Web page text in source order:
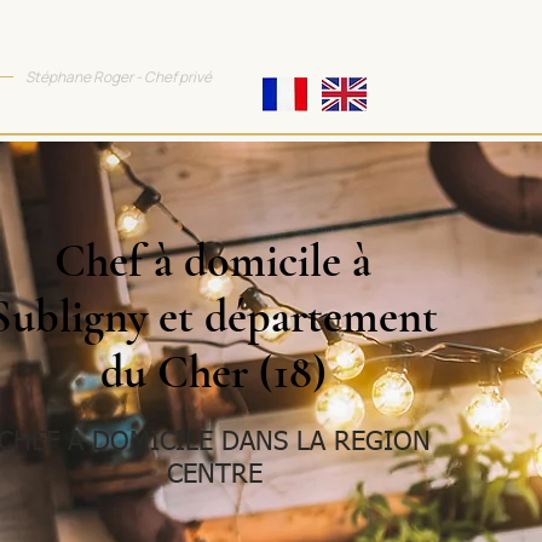
Stéphane Roger - Chef privé
Chef à domicile à
et département
du Cher (18)
A DOMICILE DANS LA REGION
CENTRE